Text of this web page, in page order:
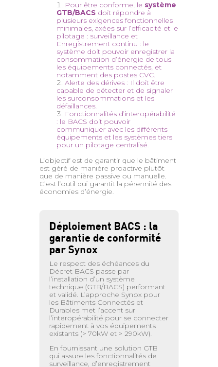
Pour être conforme, le système
GTB/BACS doit répondre à
plusieurs exigences fonctionnelles
minimales, axées sur l’efficacité et le
pilotage : surveillance et
Enregistrement continu : le
système doit pouvoir enregistrer la
consommation d’énergie de tous
les équipements connectés, et
notamment des postes CVC.
Alerte des dérives : Il doit être
capable de détecter et de signaler
les surconsommations et les
défaillances.
Fonctionnalités d’interopérabilité
: le BACS doit pouvoir
communiquer avec les différents
équipements et les systèmes tiers
pour un pilotage centralisé.
L’objectif est de garantir que le bâtiment
est géré de manière proactive plutôt
que de manière passive ou manuelle.
C’est l’outil qui garantit la pérennité des
économies d’énergie.
Déploiement BACS : la
garantie de conformité
par Synox
Le respect des échéances du
Décret BACS passe par
l’installation d’un système
technique (GTB/BACS) performant
et validé. L’approche Synox pour
les Bâtiments Connectés et
Durables met l’accent sur
l’interopérabilité pour se connecter
rapidement à vos équipements
existants (> 70kW et > 290kW).
En fournissant une solution GTB
qui assure les fonctionnalités de
surveillance, d’enregistrement